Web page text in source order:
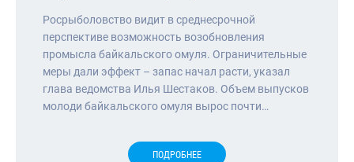
Росрыболовство видит в среднесрочной
перспективе возможность возобновления
промысла байкальского омуля. Ограничительные
меры дали эффект – запас начал расти, указал
глава ведомства Илья Шестаков. Объем выпусков
молоди байкальского омуля вырос почти…
ПОДРОБНЕЕ